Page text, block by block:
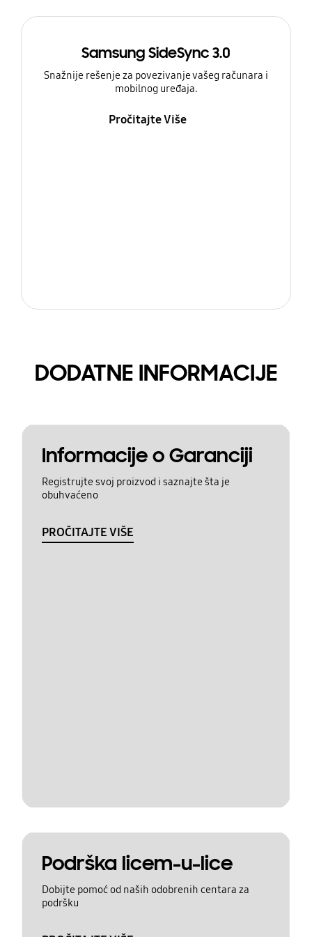
Samsung SideSync 3.0
Snažnije rešenje za povezivanje vašeg računara i
mobilnog uređaja.
Pročitajte Više
DODATNE INFORMACIJE
Informacije o Garanciji
Registrujte svoj proizvod i saznajte šta je
obuhvaćeno
PROČITAJTE VIŠE
Podrška licem-u-lice
Dobijte pomoć od naših odobrenih centara za
podršku